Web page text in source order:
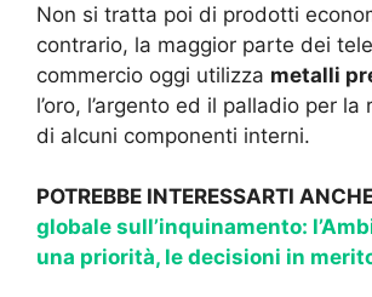
Non si tratta poi di prodotti
contrario, la maggior parte dei
commercio oggi utilizza metalli
l’oro, l’argento ed il palladio per la
di alcuni componenti interni.
POTREBBE INTERESSARTI
globale sull’inquinamento:
una priorità, le decisioni in